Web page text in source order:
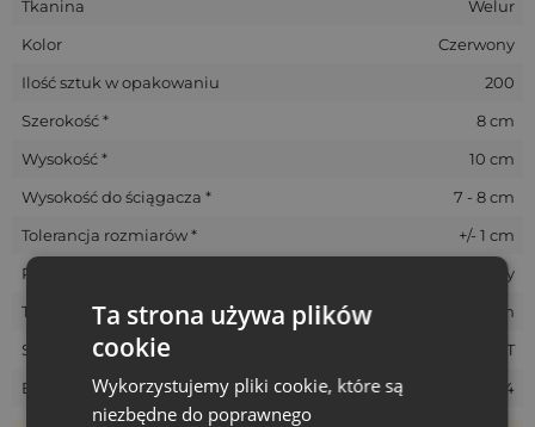
Tkanina
Welur
Kolor
Czerwony
Ilość sztuk w opakowaniu
200
Szerokość *
8 cm
Wysokość *
10 cm
Wysokość do ściągacza *
7 - 8 cm
Tolerancja rozmiarów *
+/- 1 cm
Rozmiar
Mały
Termin realizacji
5-10 dni roboczych
SKU
VVT-0810-RED-022-PRINT
EAN
5903003410904
Ta strona używa plików
cookie
Wykorzystujemy pliki cookie, które są
niezbędne do poprawnego